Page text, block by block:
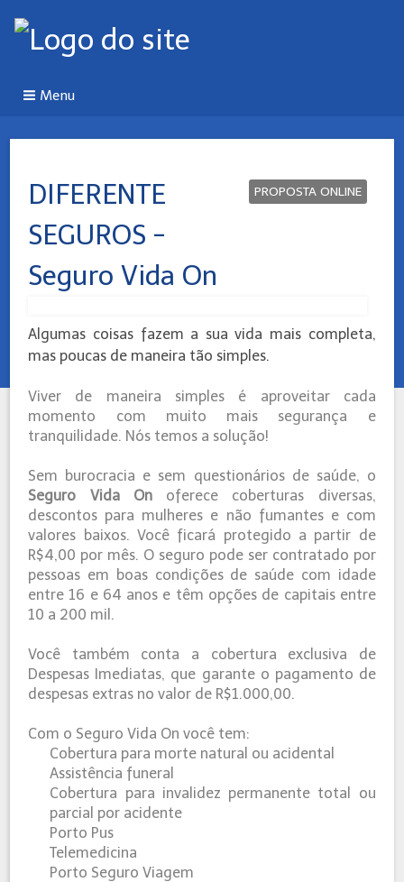
Menu
PROPOSTA ONLINE
DIFERENTE
SEGUROS -
Seguro Vida On
Algumas coisas fazem a sua vida mais completa,
mas poucas de maneira tão simples.
Viver de maneira simples é aproveitar cada
momento com muito mais segurança e
tranquilidade. Nós temos a solução!
Sem burocracia e sem questionários de saúde, o
Seguro
Vida Onoferece coberturas diversas,
descontos para mulheres e não fumantes e com
valores baixos. Você ficará protegido a partir de
R$4,00 por mês. O seguro pode ser contratado por
pessoas em boas condições de saúde com idade
entre 16 e 64 anos e têm opções de capitais entre
10 a 200 mil.
Você também conta a cobertura exclusiva de
Despesas Imediatas, que garante o pagamento de
despesas extras no valor de R$1.000,00.
Com o Seguro Vida On você tem:
Cobertura para morte natural ou acidental
Assistência funeral
Cobertura para invalidez permanente total ou
parcial por acidente
Porto Pus
Telemedicina
Porto Seguro Viagem